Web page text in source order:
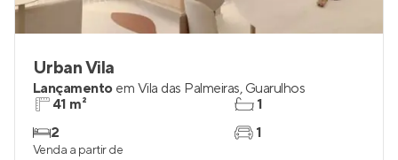
Urban Vila
Lançamento em Vila das Palmeiras, Guarulhos
41 m²
2
1
1
Venda a partir de